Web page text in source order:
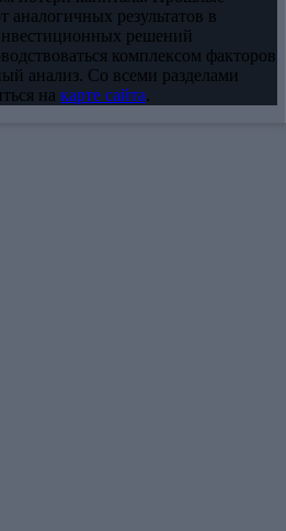
аналогичных результатов в
решений
комплексом факторов
анализ. Со всеми разделами
на карте сайта.